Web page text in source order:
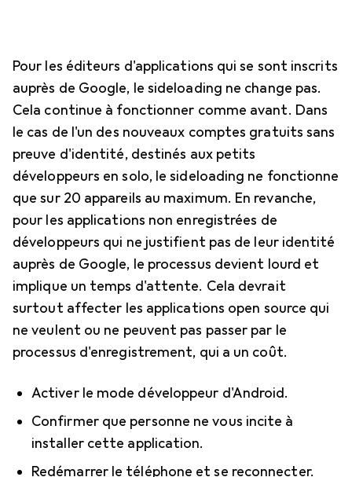
Pour les éditeurs d'applications qui se sont inscrits
auprès de Google, le sideloading ne change pas.
Cela continue à fonctionner comme avant. Dans
le cas de l'un des nouveaux comptes gratuits sans
preuve d'identité, destinés aux petits
développeurs en solo, le sideloading ne fonctionne
que sur 20 appareils au maximum. En revanche,
pour les applications non enregistrées de
développeurs qui ne justifient pas de leur identité
auprès de Google, le processus devient lourd et
implique un temps d'attente. Cela devrait
surtout affecter les applications open source qui
ne veulent ou ne peuvent pas passer par le
processus d'enregistrement, qui a un coût.
Activer le mode développeur d'Android.
Confirmer que personne ne vous incite à
installer cette application.
Redémarrer le téléphone et se reconnecter.